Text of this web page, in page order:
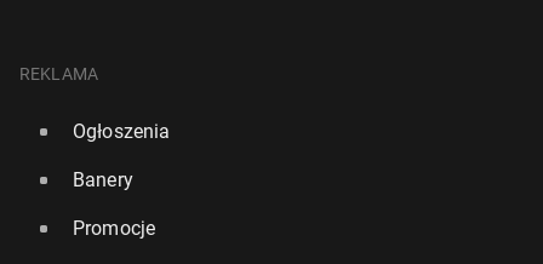
REKLAMA
Ogłoszenia
Banery
Promocje